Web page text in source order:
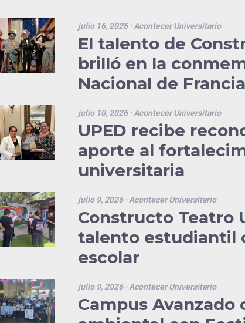
julio 16, 2026· Acontecer Universitario
El talento de
brilló en la
Nacional de Francia
julio 10, 2026· Acontecer Universitario
UPED recibe
aporte al
universitaria
julio 9, 2026· Acontecer Universitario
Constructo Teatro
talento estudiantil
escolar
julio 9, 2026· Acontecer Universitario
Campus